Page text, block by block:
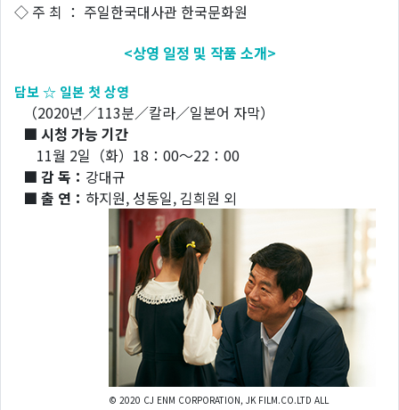
◇ 주 최 ： 주일한국대사관 한국문화원
<상영 일정 및 작품 소개>
담보 ☆ 일본 첫 상영
（2020년／113분／칼라／일본어 자막）
■ 시청 가능 기간
11월 2일（화）18：00～22：00
■ 감 독： 강대규
■ 출 연： 하지원, 성동일, 김희원 외
© 2020 CJ ENM CORPORATION, JK FILM.CO.LTD ALL